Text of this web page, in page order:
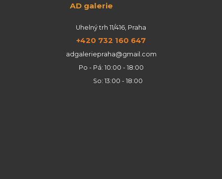
AD galerie
Uhelný trh 11/416, Praha
+420 732 160 647
adgaleriepraha@gmail.com
Po - Pá: 10:00 - 18:00
So: 13:00 - 18:00